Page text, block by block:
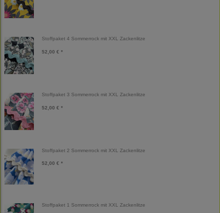
Stoffpaket 4 Sommerrock mit XXL Zackenlitze
52,00 € *
Stoffpaket 3 Sommerrock mit XXL Zackenlitze
52,00 € *
Stoffpaket 2 Sommerrock mit XXL Zackenlitze
52,00 € *
Stoffpaket 1 Sommerrock mit XXL Zackenlitze